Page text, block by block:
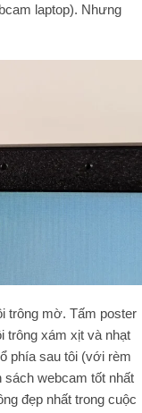
laptop). Nhưng
trông mờ. Tấm poster
trông xám xịt và nhạt
phía sau tôi (với rèm
sách webcam tốt nhất
đẹp nhất trong cuộc